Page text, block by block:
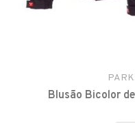
Blusão Bicolor